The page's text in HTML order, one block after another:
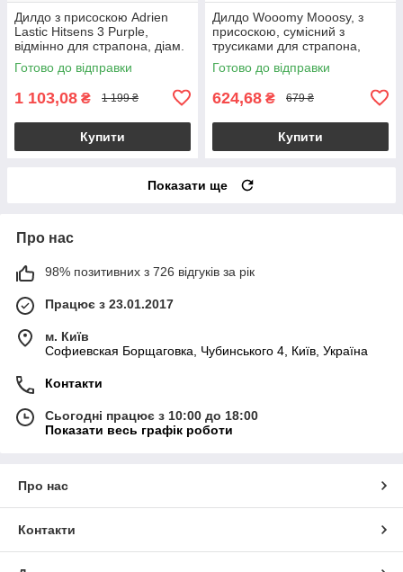
Дилдо з присоскою Adrien
Lastic Hitsens 3 Purple,
відмінно для страпона, діам.
4,1см, довжина 18,2см
Готово до відправки
1 103,08 ₴ 1 199 ₴
Купити
Дилдо Wooomy Mooosy, з
присоскою, сумісний з
трусиками для страпона,
довжина 18 см, діаметр 4,5
см
Готово до відправки
624,68 ₴ 679 ₴
Купити
Показати ще
Про нас
98% позитивних з 726 відгуків за рік
Працює з 23.01.2017
м. Київ
Софиевская Борщаговка, Чубинського 4, Київ, Україна
Контакти
Сьогодні працює з 10:00 до 18:00
Показати весь графік роботи
Про нас
Контакти